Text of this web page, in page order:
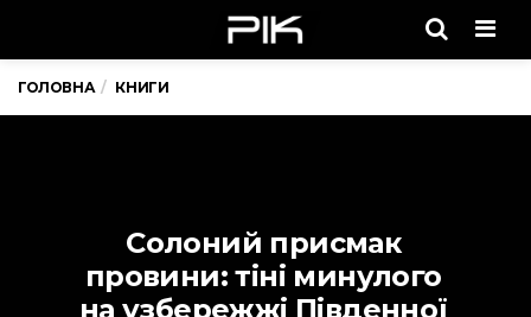
ГОЛОВНА КНИГИ
Солоний присмак
провини: тіні минулого
на узбережжі Південної